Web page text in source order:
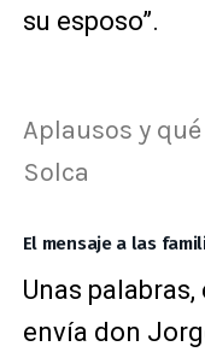
su esposo”.
Aplausos y
Solca
El mensaje a las
Unas
envía don